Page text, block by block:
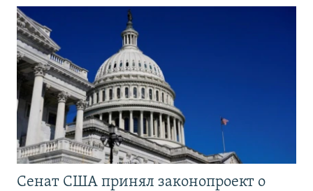
Сенат США принял законопроект о